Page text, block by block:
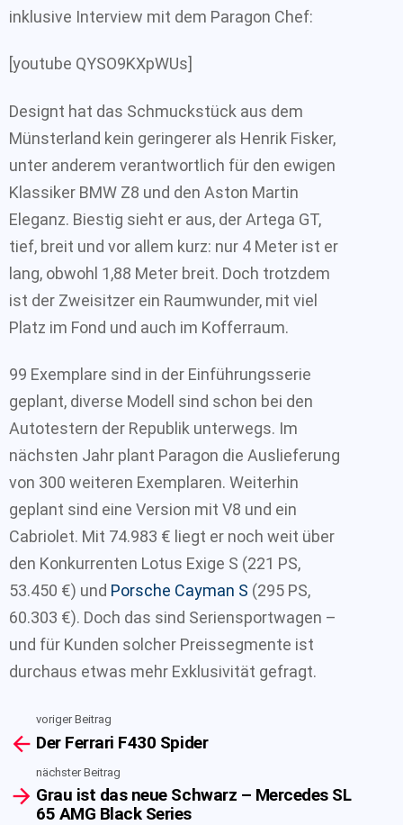
inklusive Interview mit dem Paragon Chef:
[youtube QYSO9KXpWUs]
Designt hat das Schmuckstück aus dem
Münsterland kein geringerer als Henrik Fisker,
unter anderem verantwortlich für den ewigen
Klassiker BMW Z8 und den Aston Martin
Eleganz. Biestig sieht er aus, der Artega GT,
tief, breit und vor allem kurz: nur 4 Meter ist er
lang, obwohl 1,88 Meter breit. Doch trotzdem
ist der Zweisitzer ein Raumwunder, mit viel
Platz im Fond und auch im Kofferraum.
99 Exemplare sind in der Einführungsserie
geplant, diverse Modell sind schon bei den
Autotestern der Republik unterwegs. Im
nächsten Jahr plant Paragon die Auslieferung
von 300 weiteren Exemplaren. Weiterhin
geplant sind eine Version mit V8 und ein
Cabriolet. Mit 74.983 € liegt er noch weit über
den Konkurrenten Lotus Exige S (221 PS,
53.450 €) und Porsche Cayman S (295 PS,
60.303 €). Doch das sind Seriensportwagen –
und für Kunden solcher Preissegmente ist
durchaus etwas mehr Exklusivität gefragt.
more
voriger Beitrag
Der Ferrari F430 Spider
nächster Beitrag
Grau ist das neue Schwarz – Mercedes SL
65 AMG Black Series